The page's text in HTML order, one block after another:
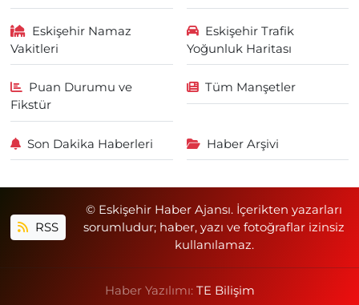
Eskişehir Namaz
Vakitleri
Eskişehir Trafik
Yoğunluk Haritası
Puan Durumu ve
Fikstür
Tüm Manşetler
Son Dakika Haberleri Haber Arşivi
RSS
© Eskişehir Haber Ajansı. İçerikten yazarları
sorumludur; haber, yazı ve fotoğraflar izinsiz
kullanılamaz.
Haber Yazılımı: TE Bilişim